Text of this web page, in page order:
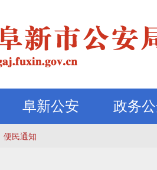
阜新公安 政务
便民通知